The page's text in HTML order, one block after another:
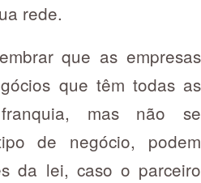
rede.
que as empresas
que têm todas as
mas não se
de negócio, podem
da lei, caso o parceiro